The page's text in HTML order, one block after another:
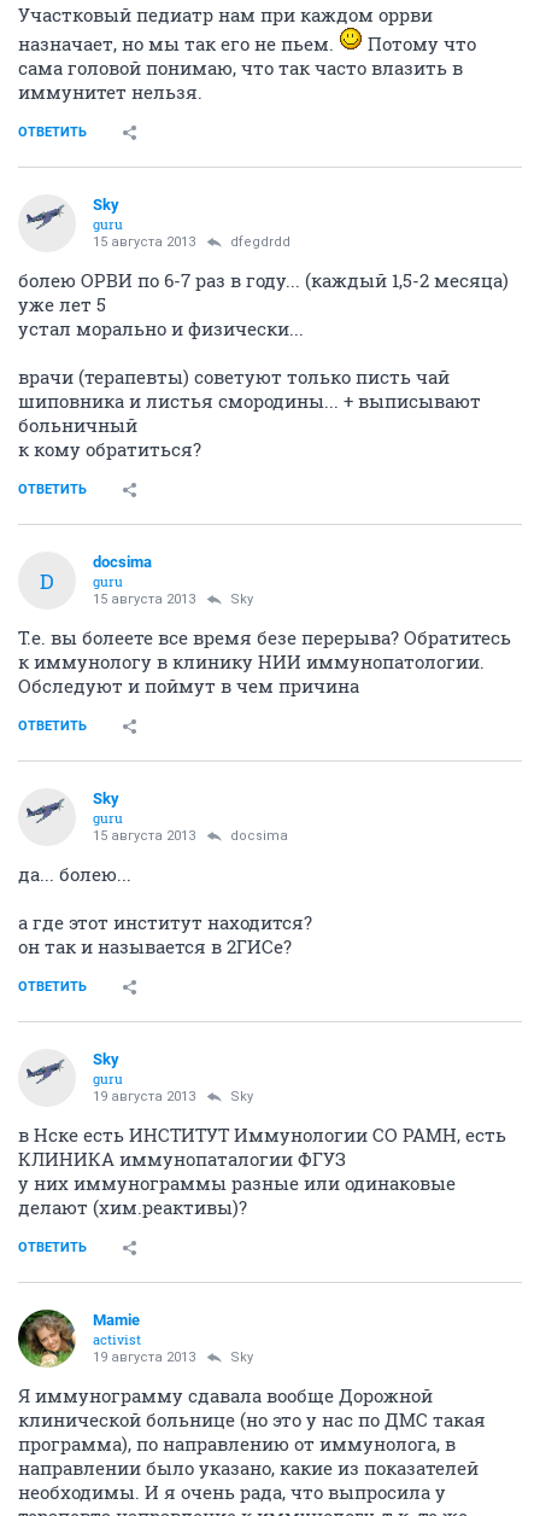
Участковый педиатр нам при каждом оррви
назначает, но мы так его не пьем.
Потому что
сама головой понимаю, что так часто влазить в
иммунитет нельзя.
ОТВЕТИТЬ
Sky
guru
15 августа 2013 dfegdrdd
болею ОРВИ по 6-7 раз в году... (каждый 1,5-2 месяца)
уже лет 5
устал морально и физически...
врачи (терапевты) советуют только писть чай
шиповника и листья смородины... + выписывают
больничный
к кому обратиться?
ОТВЕТИТЬ
D
docsima
guru
15 августа 2013 Sky
Т.е. вы болеете все время безе перерыва? Обратитесь
к иммунологу в клинику НИИ иммунопатологии.
Обследуют и поймут в чем причина
ОТВЕТИТЬ
Sky
guru
15 августа 2013 docsima
да... болею...
а где этот институт находится?
он так и называется в 2ГИСе?
ОТВЕТИТЬ
Sky
guru
19 августа 2013 Sky
в Нске есть ИНСТИТУТ Иммунологии СО РАМН, есть
КЛИНИКА иммунопаталогии ФГУЗ
у них иммунограммы разные или одинаковые
делают (хим.реактивы)?
ОТВЕТИТЬ
Mamie
activist
19 августа 2013 Sky
Я иммунограмму сдавала вообще Дорожной
клинической больнице (но это у нас по ДМС такая
программа), по направлению от иммунолога, в
направлении было указано, какие из показателей
необходимы. И я очень рада, что выпросила у